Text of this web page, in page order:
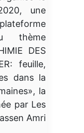
une
thème
DES
feuille,
dans la
la
par Les
Amri .